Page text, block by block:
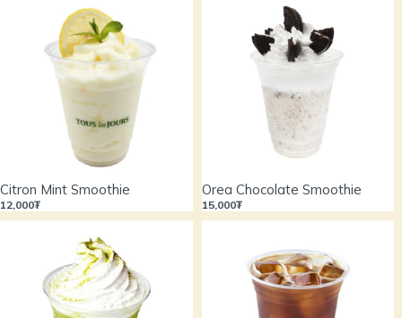
Citron Mint Smoothie
12,000₮
Orea Chocolate Smoothie
15,000₮